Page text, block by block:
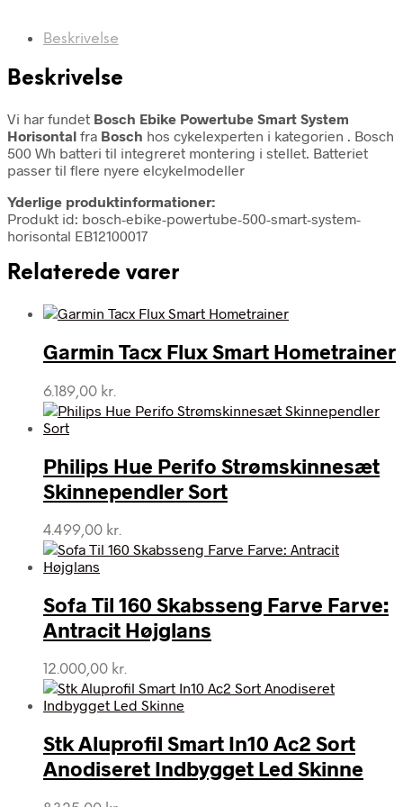
Beskrivelse
Beskrivelse
Vi har fundet Bosch Ebike Powertube Smart System
Horisontal fra Bosch hos cykelexperten i kategorien . Bosch
500 Wh batteri til integreret montering i stellet. Batteriet
passer til flere nyere elcykelmodeller
Yderlige produktinformationer:
Produkt id: bosch-ebike-powertube-500-smart-system-
horisontal EB12100017
Relaterede varer
Garmin Tacx Flux Smart Hometrainer
6.189,00 kr.
Philips Hue Perifo Strømskinnesæt
Skinnependler Sort
4.499,00 kr.
Sofa Til 160 Skabsseng Farve Farve:
Antracit Højglans
12.000,00 kr.
Stk Aluprofil Smart In10 Ac2 Sort
Anodiseret Indbygget Led Skinne